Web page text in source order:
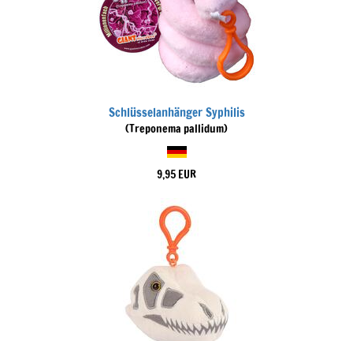
Schlüsselanhänger Syphilis
(Treponema pallidum)
9,95 EUR